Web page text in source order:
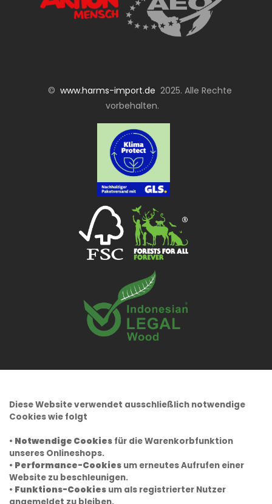
© www.harms-import.de 2025. Alle Rechte
vorbehalten.
Diese Website verwendet ausschließlich notwendige
Cookies wie folgt
• Notwendige Cookies für die Warenkorbfunktion
unseres Onlineshops.
• Performance-Cookies um erneutes Aufrufen einer
Website zu beschleunigen.
• Funktions-Cookies um als registrierter Nutzer